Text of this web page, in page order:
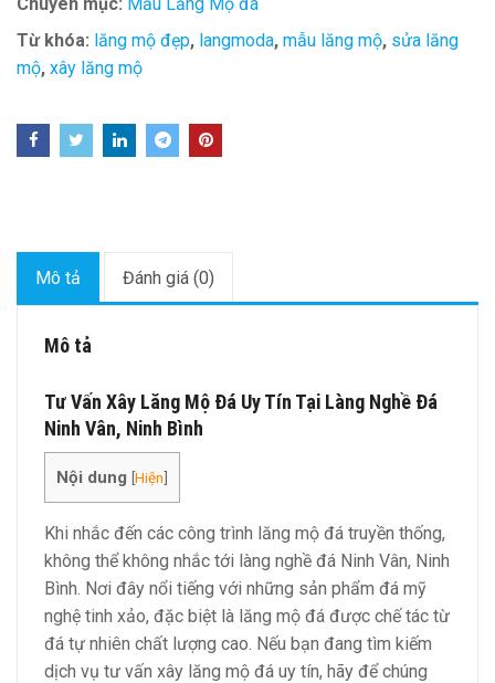
Từ khóa: lăng mộ đẹp, langmoda, mẫu lăng mộ, sửa lăng
mộ, xây lăng mộ
Mô tả Đánh giá (0)
Mô tả
Tư Vấn Xây Lăng Mộ Đá Uy Tín Tại Làng Nghề Đá
Ninh Vân, Ninh Bình
Nội dung [Hiện]
Khi nhắc đến các công trình lăng mộ đá truyền thống,
không thể không nhắc tới làng nghề đá Ninh Vân, Ninh
Bình. Nơi đây nổi tiếng với những sản phẩm đá mỹ
nghệ tinh xảo, đặc biệt là lăng mộ đá được chế tác từ
đá tự nhiên chất lượng cao. Nếu bạn đang tìm kiếm
dịch vụ tư vấn xây lăng mộ đá uy tín, hãy để chúng